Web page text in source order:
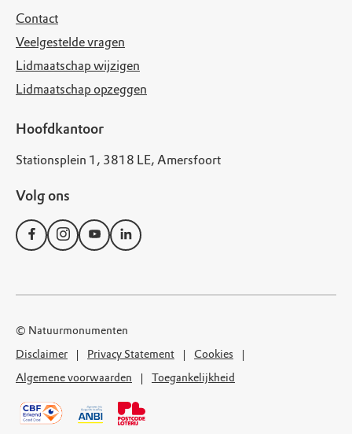
Contact
Veelgestelde vragen
Lidmaatschap wijzigen
Lidmaatschap opzeggen
Hoofdkantoor
Stationsplein 1, 3818 LE, Amersfoort
Volg ons
© Natuurmonumenten
Disclaimer
Privacy Statement
Cookies
Algemene voorwaarden
Toegankelijkheid